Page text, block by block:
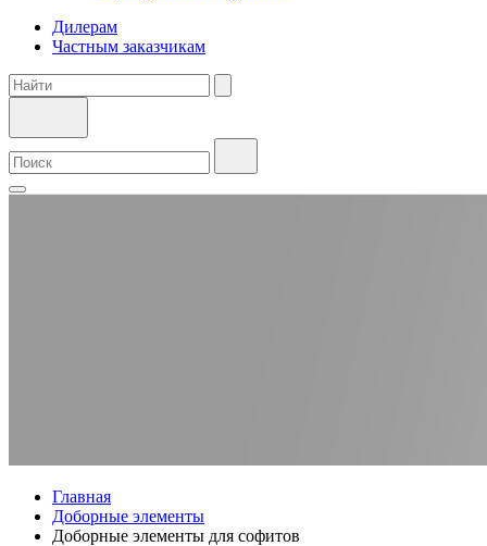
Дилерам
Частным заказчикам
Главная
Доборные элементы
Доборные элементы для софитов